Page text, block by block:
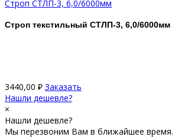
Строп СТЛП-3, 6,0/6000мм
Строп текстильный СТЛП-3, 6,0/6000мм
3440,00 ₽ Заказать
Нашли дешевле?
×
Нашли дешевле?
Мы перезвоним Вам в ближайшее время.